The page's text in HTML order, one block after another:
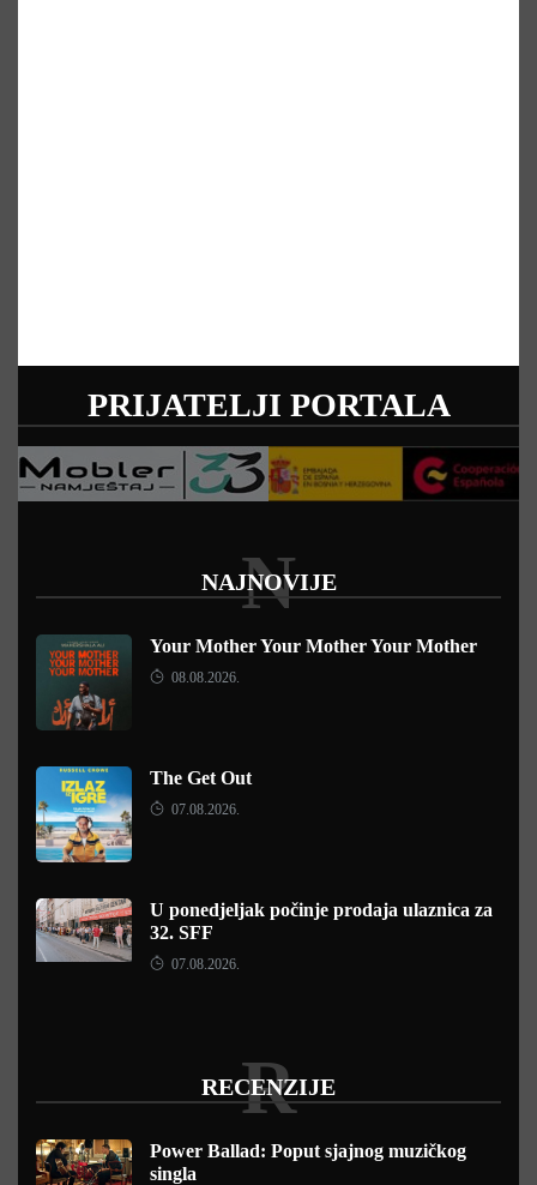
PRIJATELJI PORTALA
NAJNOVIJE
N
Your Mother Your Mother Your Mother
08.08.2026.
The Get Out
07.08.2026.
U ponedjeljak počinje prodaja ulaznica za
32. SFF
07.08.2026.
RECENZIJE
R
Power Ballad: Poput sjajnog muzičkog
singla